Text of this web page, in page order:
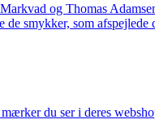
og Thomas
smykker, som
du ser i deres